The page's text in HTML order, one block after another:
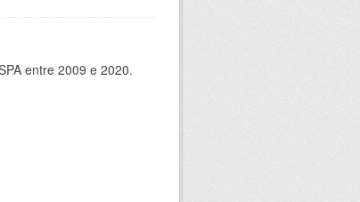
entre 2009 e 2020.